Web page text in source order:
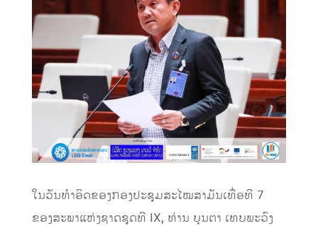
ໃນວັນທໍາອິດຂອງກອງປະຊຸມສະໄໝສາມັນເທື່ອທີ 7
ຂອງສະພາແຫ່ງຊາດຊຸດທີ IX, ທ່ານ ບຸນຕາ ເທບພະວົງ